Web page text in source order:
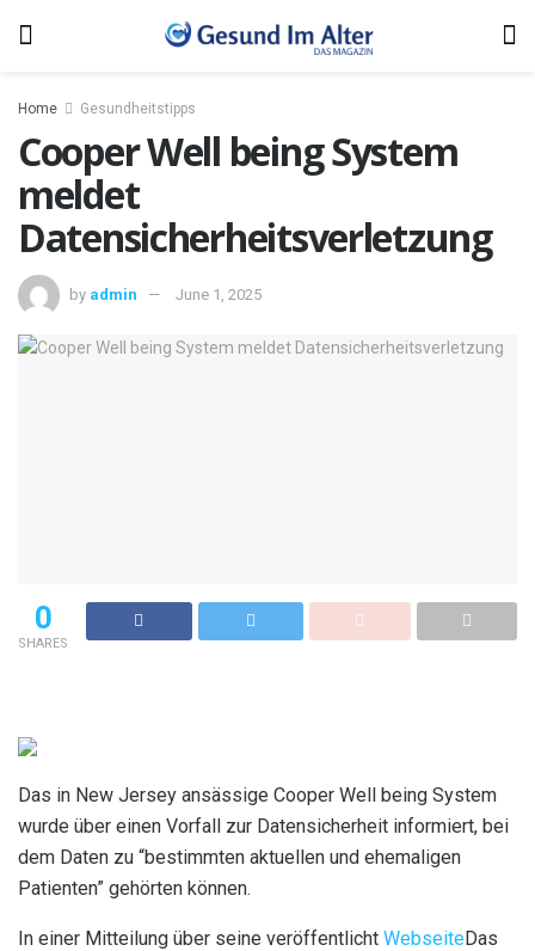
Home Gesundheitstipps
Cooper Well being System
meldet
Datensicherheitsverletzung
by admin June 1, 2025
0
SHARES
Das in New Jersey ansässige Cooper Well being System
wurde über einen Vorfall zur Datensicherheit informiert, bei
dem Daten zu “bestimmten aktuellen und ehemaligen
Patienten” gehörten können.
In einer Mitteilung über seine veröffentlicht WebseiteDas